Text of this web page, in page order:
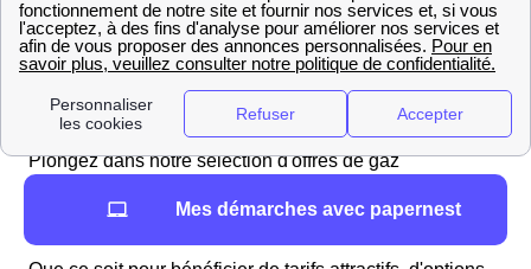
Trouvez les meilleurs fournisseurs de gaz en 2025 à
Bollwiller
Si vous souhaitez avoir une vue d'ensemble et vous
faire une opinion objective sur les offres de gaz, il est
indispensable de les comparer les unes aux autres.
Plongez dans notre sélection d'offres de gaz
besoins énergétiques.Mes démarches avec papernest